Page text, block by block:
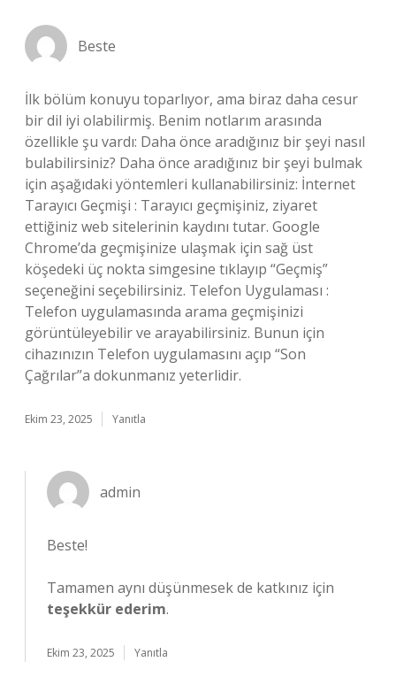
Beste
İlk bölüm konuyu toparlıyor, ama biraz daha cesur
bir dil iyi olabilirmiş. Benim notlarım arasında
özellikle şu vardı: Daha önce aradığınız bir şeyi nasıl
bulabilirsiniz? Daha önce aradığınız bir şeyi bulmak
için aşağıdaki yöntemleri kullanabilirsiniz: İnternet
Tarayıcı Geçmişi : Tarayıcı geçmişiniz, ziyaret
ettiğiniz web sitelerinin kaydını tutar. Google
Chrome’da geçmişinize ulaşmak için sağ üst
köşedeki üç nokta simgesine tıklayıp “Geçmiş”
seçeneğini seçebilirsiniz. Telefon Uygulaması :
Telefon uygulamasında arama geçmişinizi
görüntüleyebilir ve arayabilirsiniz. Bunun için
cihazınızın Telefon uygulamasını açıp “Son
Çağrılar”a dokunmanız yeterlidir.
Ekim 23, 2025 Yanıtla
admin
Beste!
Tamamen aynı düşünmesek de katkınız için
teşekkür ederim.
Ekim 23, 2025 Yanıtla